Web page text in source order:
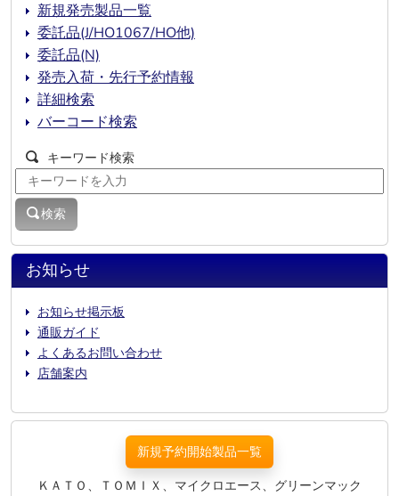
お知らせ
お知らせ掲示板
通販ガイド
よくあるお問い合わせ
店舗案内
新規発売製品一覧
委託品(J/HO1067/HO他)
委託品(N)
発売入荷・先行予約情報
詳細検索
バーコード検索
キーワード検索
検索
新規予約開始製品一覧
ＫＡＴＯ、ＴＯＭＩＸ、マイクロエース、グリーンマック